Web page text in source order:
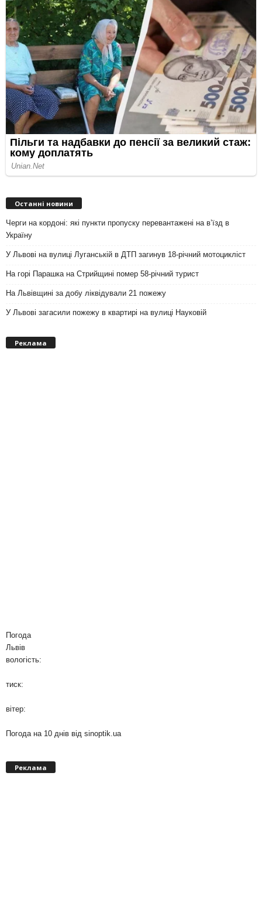
Останні новини
Черги на кордоні: які пункти пропуску перевантажені на вʼїзд в
Україну
У Львові на вулиці Луганській в ДТП загинув 18-річний мотоцикліст
На горі Парашка на Стрийщині помер 58-річний турист
На Львівщині за добу ліквідували 21 пожежу
У Львові загасили пожежу в квартирі на вулиці Науковій
Реклама
Погода
Львів
вологість:
тиск:
вітер:
Погода на 10 днів від sinoptik.ua
Реклама